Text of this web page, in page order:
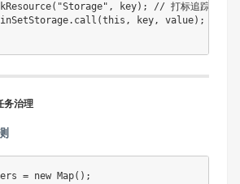
key); // 打标追踪
key, value);
务治理
= new Map();